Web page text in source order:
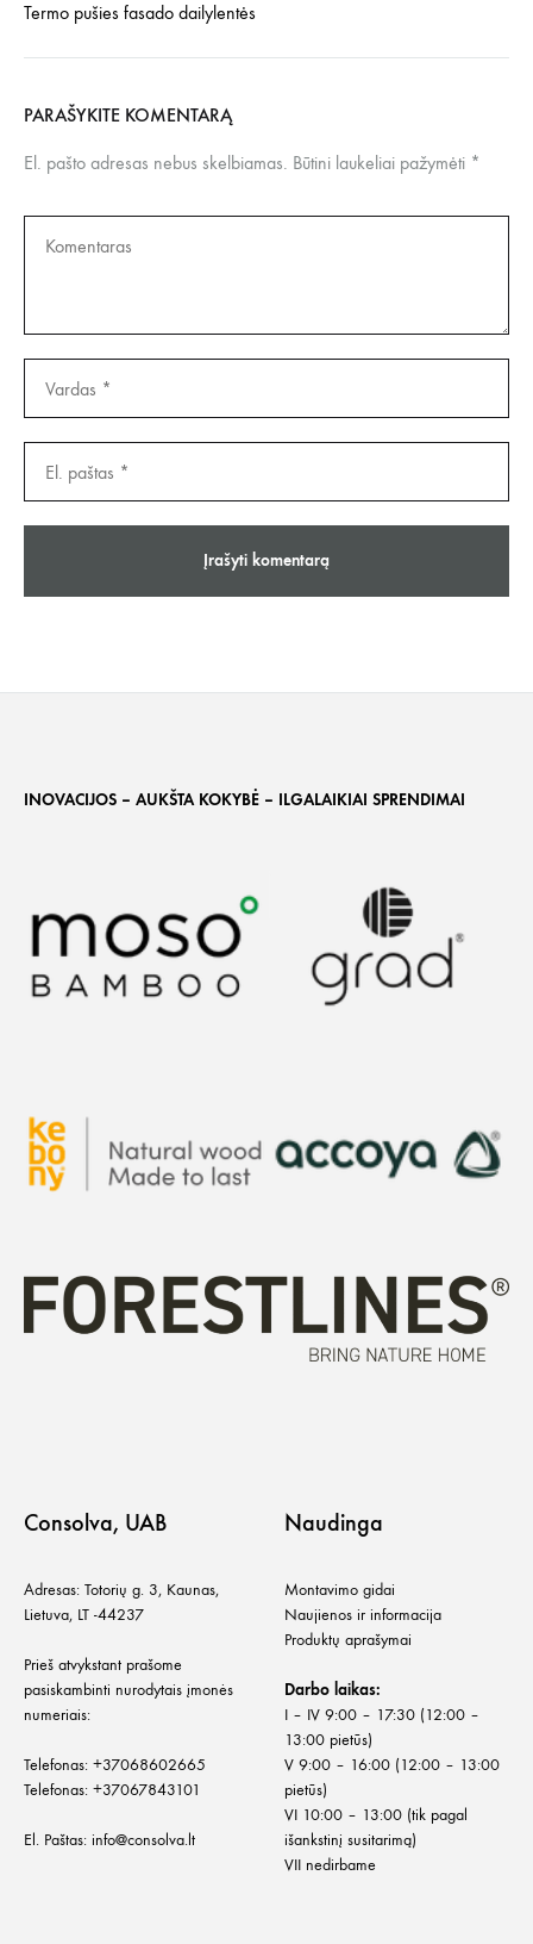
Termo pušies fasado dailylentės
PARAŠYKITE KOMENTARĄ
El. pašto adresas nebus skelbiamas. Būtini laukeliai pažymėti *
INOVACIJOS – AUKŠTA KOKYBĖ – ILGALAIKIAI SPRENDIMAI
Consolva, UAB
Adresas: Totorių g. 3, Kaunas,
Lietuva, LT -44237
Prieš atvykstant prašome
pasiskambinti nurodytais įmonės
numeriais:
Telefonas: +37068602665
Telefonas: +37067843101
El. Paštas: info@consolva.lt
Naudinga
Montavimo gidai
Naujienos ir informacija
Produktų aprašymai
Darbo laikas:
I – IV 9:00 – 17:30 (12:00 –
13:00 pietūs)
V 9:00 – 16:00 (12:00 – 13:00
pietūs)
VI 10:00 – 13:00 (tik pagal
išankstinį susitarimą)
VII nedirbame